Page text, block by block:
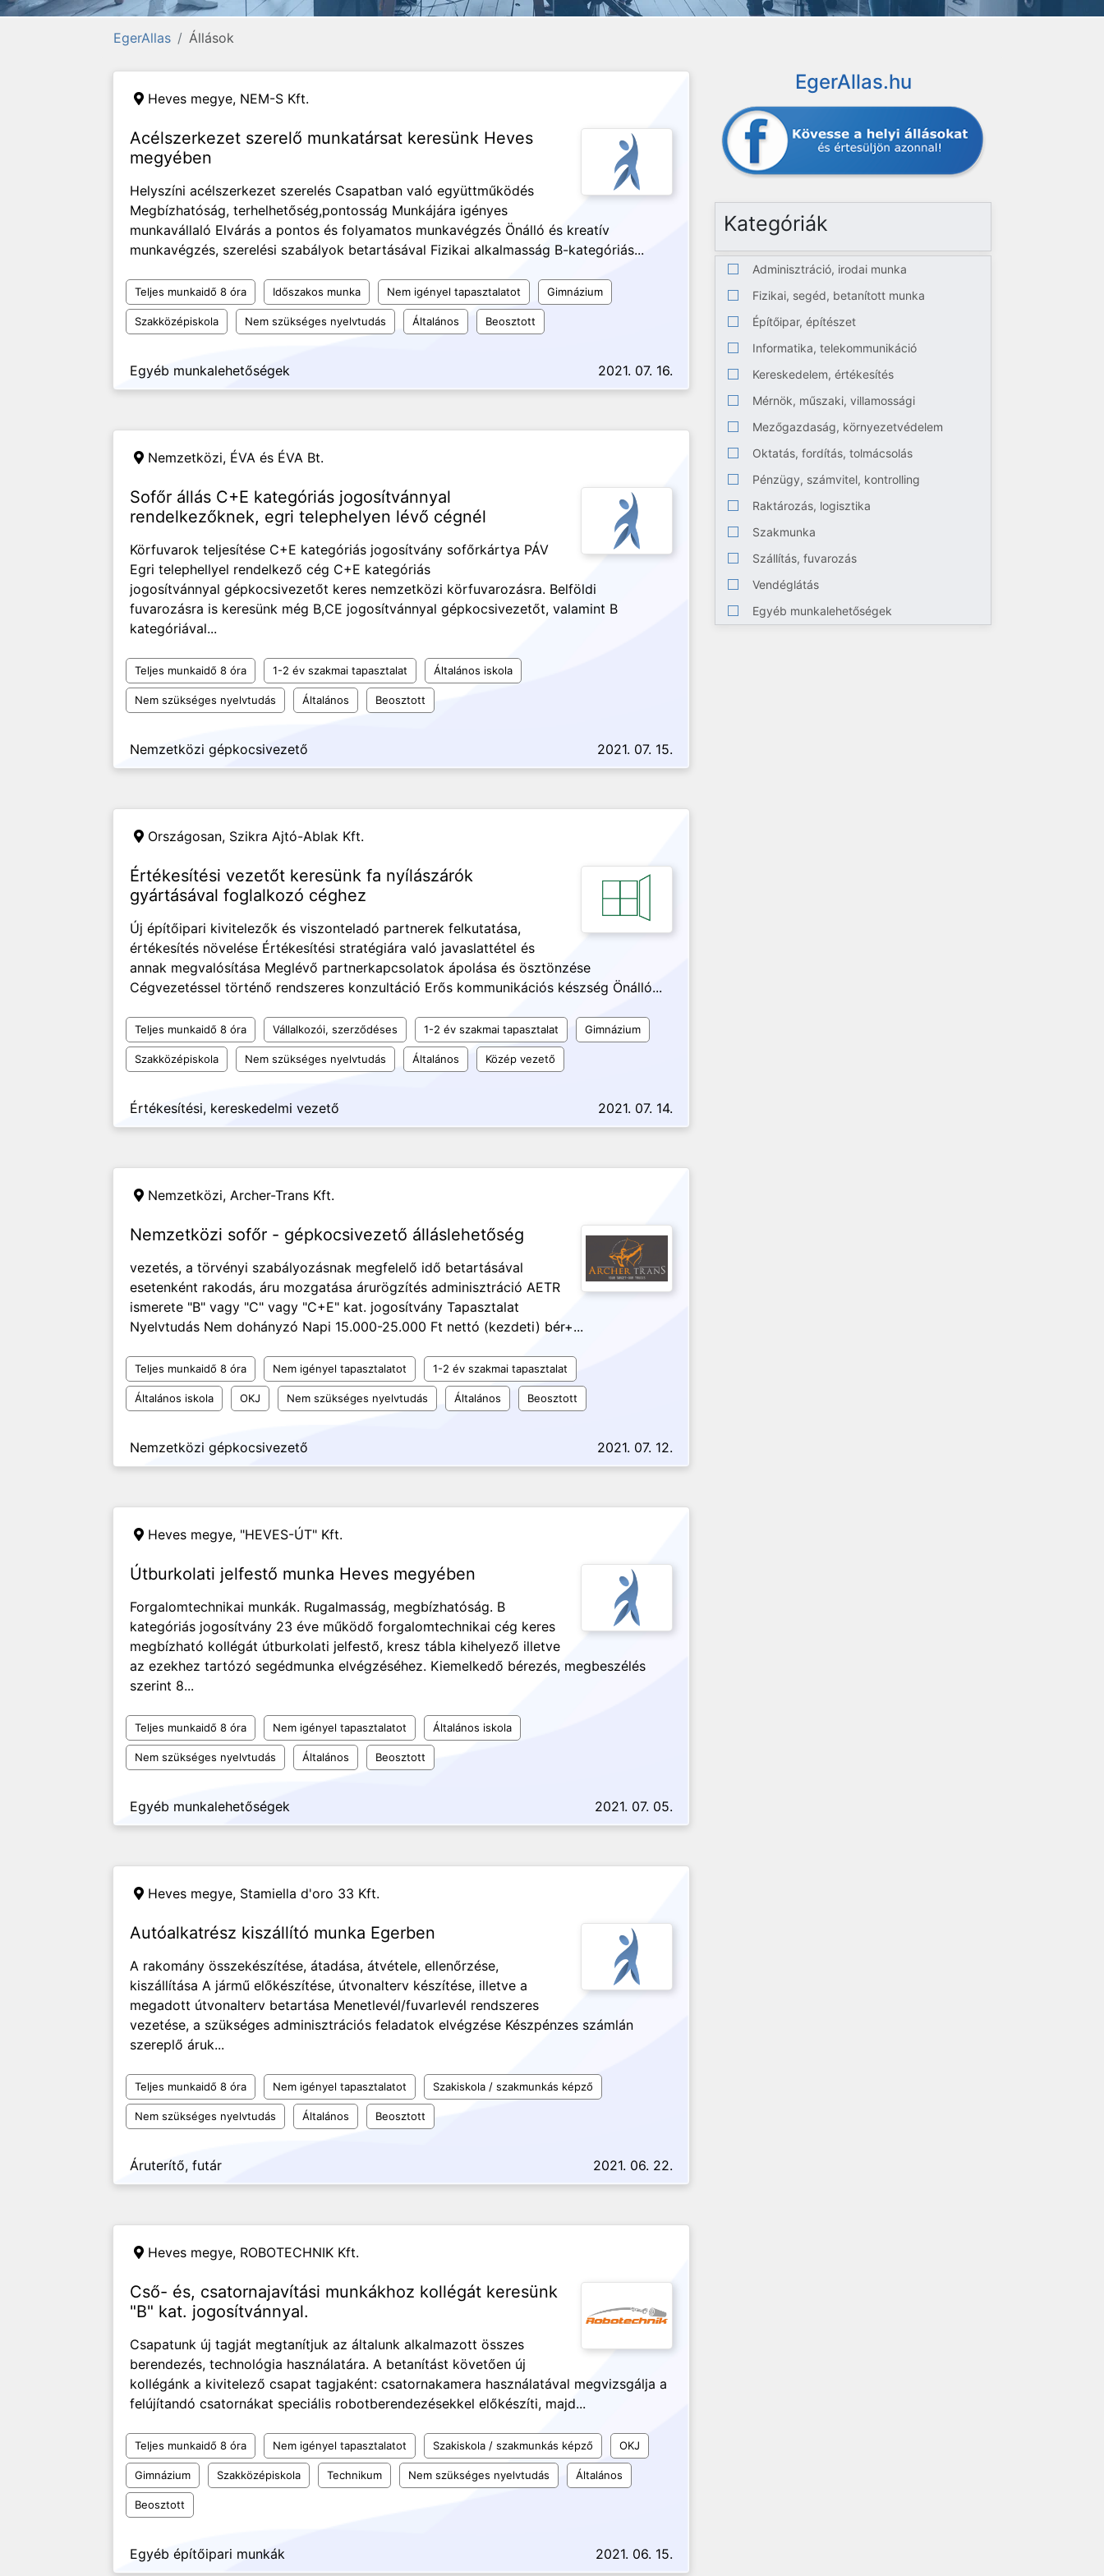
EgerAllas Állások
Heves megye, NEM-S Kft.
Acélszerkezet szerelő munkatársat keresünk Heves
megyében
Helyszíni acélszerkezet szerelés Csapatban való együttműködés
Megbízhatóság, terhelhetőség,pontosság Munkájára igényes
munkavállaló Elvárás a pontos és folyamatos munkavégzés Önálló és kreatív
munkavégzés, szerelési szabályok betartásával Fizikai alkalmasság B-kategóriás...
Teljes munkaidő 8 óra Időszakos munka Nem igényel tapasztalatot Gimnázium
Szakközépiskola Nem szükséges nyelvtudás Általános Beosztott
Egyéb munkalehetőségek 2021. 07. 16.
Nemzetközi, ÉVA és ÉVA Bt.
Sofőr állás C+E kategóriás jogosítvánnyal
rendelkezőknek, egri telephelyen lévő cégnél
Körfuvarok teljesítése C+E kategóriás jogosítvány sofőrkártya PÁV
Egri telephellyel rendelkező cég C+E kategóriás
jogosítvánnyal gépkocsivezetőt keres nemzetközi körfuvarozásra. Belföldi
fuvarozásra is keresünk még B,CE jogosítvánnyal gépkocsivezetőt, valamint B
kategóriával...
Teljes munkaidő 8 óra 1-2 év szakmai tapasztalat Általános iskola
Nem szükséges nyelvtudás Általános Beosztott
Nemzetközi gépkocsivezető 2021. 07. 15.
Országosan, Szikra Ajtó-Ablak Kft.
Értékesítési vezetőt keresünk fa nyílászárók
gyártásával foglalkozó céghez
Új építőipari kivitelezők és viszonteladó partnerek felkutatása,
értékesítés növelése Értékesítési stratégiára való javaslattétel és
annak megvalósítása Meglévő partnerkapcsolatok ápolása és ösztönzése
Cégvezetéssel történő rendszeres konzultáció Erős kommunikációs készség Önálló...
Teljes munkaidő 8 óra Vállalkozói, szerződéses 1-2 év szakmai tapasztalat Gimnázium
Szakközépiskola Nem szükséges nyelvtudás Általános Közép vezető
Értékesítési, kereskedelmi vezető 2021. 07. 14.
Nemzetközi, Archer-Trans Kft.
Nemzetközi sofőr - gépkocsivezető álláslehetőség
vezetés, a törvényi szabályozásnak megfelelő idő betartásával
esetenként rakodás, áru mozgatása árurögzítés adminisztráció AETR
ismerete "B" vagy "C" vagy "C+E" kat. jogosítvány Tapasztalat
Nyelvtudás Nem dohányzó Napi 15.000-25.000 Ft nettó (kezdeti) bér+...
Teljes munkaidő 8 óra Nem igényel tapasztalatot 1-2 év szakmai tapasztalat
Általános iskola OKJ Nem szükséges nyelvtudás Általános Beosztott
Nemzetközi gépkocsivezető 2021. 07. 12.
Heves megye, "HEVES-ÚT" Kft.
Útburkolati jelfestő munka Heves megyében
Forgalomtechnikai munkák. Rugalmasság, megbízhatóság. B
kategóriás jogosítvány 23 éve működő forgalomtechnikai cég keres
megbízható kollégát útburkolati jelfestő, kresz tábla kihelyező illetve
az ezekhez tartózó segédmunka elvégzéséhez. Kiemelkedő bérezés, megbeszélés
szerint 8...
Teljes munkaidő 8 óra Nem igényel tapasztalatot Általános iskola
Nem szükséges nyelvtudás Általános Beosztott
Egyéb munkalehetőségek 2021. 07. 05.
Heves megye, Stamiella d'oro 33 Kft.
Autóalkatrész kiszállító munka Egerben
A rakomány összekészítése, átadása, átvétele, ellenőrzése,
kiszállítása A jármű előkészítése, útvonalterv készítése, illetve a
megadott útvonalterv betartása Menetlevél/fuvarlevél rendszeres
vezetése, a szükséges adminisztrációs feladatok elvégzése Készpénzes számlán
szereplő áruk...
Teljes munkaidő 8 óra Nem igényel tapasztalatot Szakiskola / szakmunkás képző
Nem szükséges nyelvtudás Általános Beosztott
Áruterítő, futár 2021. 06. 22.
Heves megye, ROBOTECHNIK Kft.
Cső- és, csatornajavítási munkákhoz kollégát keresünk
"B" kat. jogosítvánnyal.
Csapatunk új tagját megtanítjuk az általunk alkalmazott összes
berendezés, technológia használatára. A betanítást követően új
kollégánk a kivitelező csapat tagjaként: csatornakamera használatával megvizsgálja a
felújítandó csatornákat speciális robotberendezésekkel előkészíti, majd...
Teljes munkaidő 8 óra Nem igényel tapasztalatot Szakiskola / szakmunkás képző OKJ
Gimnázium Szakközépiskola Technikum Nem szükséges nyelvtudás Általános
Beosztott
Egyéb építőipari munkák 2021. 06. 15.
EgerAllas.hu
Kategóriák
Adminisztráció, irodai munka
Fizikai, segéd, betanított munka
Építőipar, építészet
Informatika, telekommunikáció
Kereskedelem, értékesítés
Mérnök, műszaki, villamossági
Mezőgazdaság, környezetvédelem
Oktatás, fordítás, tolmácsolás
Pénzügy, számvitel, kontrolling
Raktározás, logisztika
Szakmunka
Szállítás, fuvarozás
Vendéglátás
Egyéb munkalehetőségek